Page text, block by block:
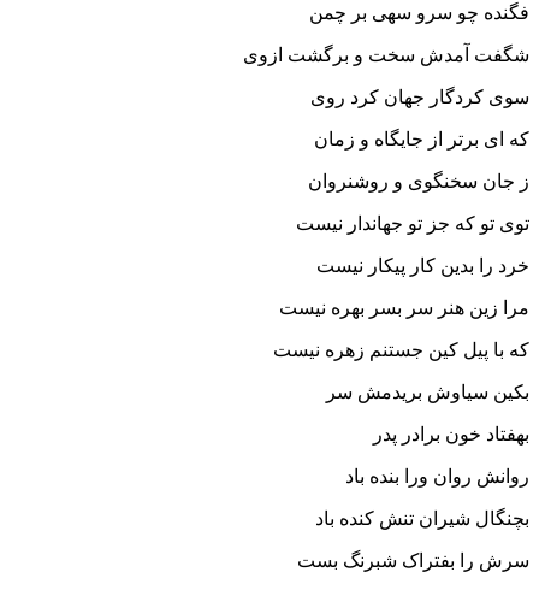
فگنده چو سرو سهى بر چمن‏
شگفت آمدش سخت و برگشت ازوى
سوى کردگار جهان کرد روى‏
که اى برتر از جایگاه و زمان
ز جان سخن‏گوى و روشن‏روان‏
توى تو که جز تو جهاندار نیست
خرد را بدین کار پیکار نیست‏
مرا زین هنر سر بسر بهره نیست
که با پیل کین جستنم زهره نیست‏
بکین سیاوش بریدمش سر
بهفتاد خون برادر پدر
روانش روان ورا بنده باد
بچنگال شیران تنش کنده باد
سرش را بفتراک شبرنگ بست